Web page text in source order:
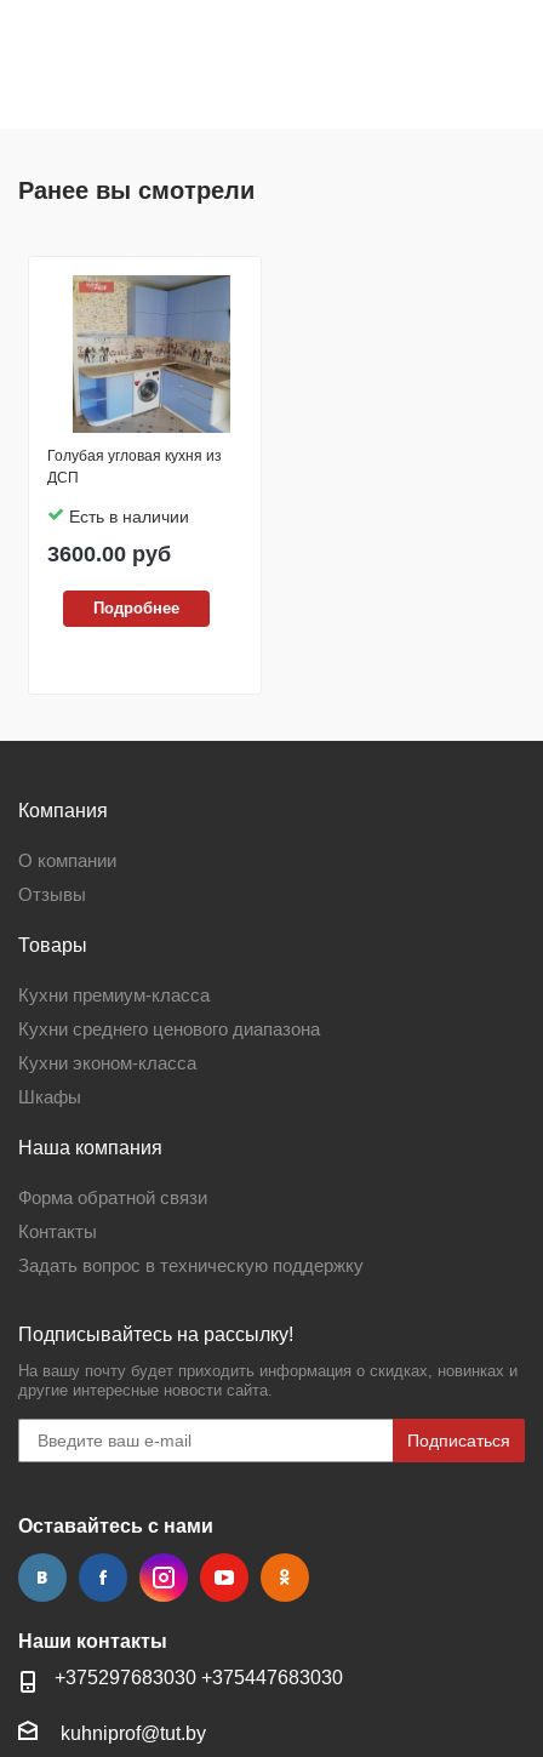
Ранее вы смотрели
Голубая угловая кухня из
ДСП
Есть в наличии
3600.00 руб
Подробнее
Компания
О компании
Отзывы
Товары
Кухни премиум-класса
Кухни среднего ценового диапазона
Кухни эконом-класса
Шкафы
Наша компания
Форма обратной связи
Контакты
Задать вопрос в техническую поддержку
Подписывайтесь на рассылку!
На вашу почту будет приходить информация о скидках, новинках и
другие интересные новости сайта.
Подписаться
Оставайтесь с нами
Наши контакты
+375297683030 +375447683030
kuhniprof@tut.by